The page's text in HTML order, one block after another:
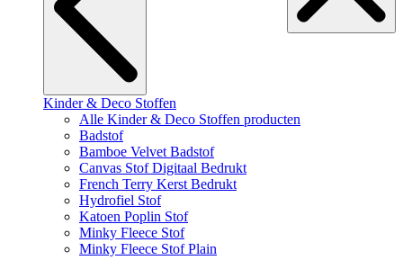
Kinder & Deco Stoffen
Alle Kinder & Deco Stoffen producten
Badstof
Bamboe Velvet Badstof
Canvas Stof Digitaal Bedrukt
French Terry Kerst Bedrukt
Hydrofiel Stof
Katoen Poplin Stof
Minky Fleece Stof
Minky Fleece Stof Plain